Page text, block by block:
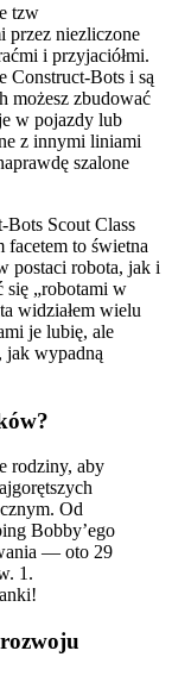
tzw
przez niezliczone
i przyjaciółmi.
Construct-Bots i są
możesz zbudować
w pojazdy lub
z innymi liniami
szalone
Scout Class
facetem to świetna
postaci robota, jak i
się „robotami w
widziałem wielu
je lubię, ale
jak wypadną
rodziny, aby
Od
Bobby’ego
— oto 29
1.